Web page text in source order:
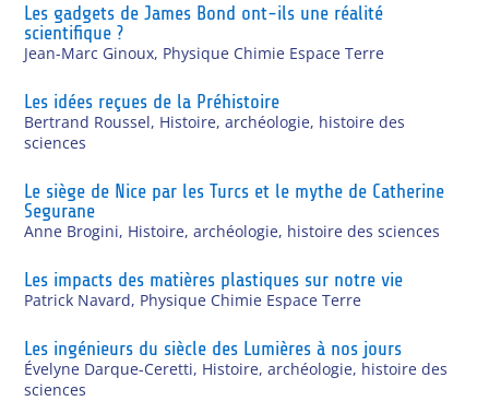
Les gadgets de James Bond ont-ils une réalité
scientifique ?
Jean-Marc Ginoux, Physique Chimie Espace Terre
Les idées reçues de la Préhistoire
Bertrand Roussel, Histoire, archéologie, histoire des
sciences
Le siège de Nice par les Turcs et le mythe de Catherine
Segurane
Anne Brogini, Histoire, archéologie, histoire des sciences
Les impacts des matières plastiques sur notre vie
Patrick Navard, Physique Chimie Espace Terre
Les ingénieurs du siècle des Lumières à nos jours
Évelyne Darque-Ceretti, Histoire, archéologie, histoire des
sciences